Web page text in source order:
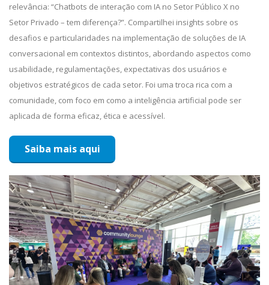
relevância: “Chatbots de interação com IA no Setor Público X no
Setor Privado – tem diferença?”. Compartilhei insights sobre os
desafios e particularidades na implementação de soluções de IA
conversacional em contextos distintos, abordando aspectos como
usabilidade, regulamentações, expectativas dos usuários e
objetivos estratégicos de cada setor. Foi uma troca rica com a
comunidade, com foco em como a inteligência artificial pode ser
aplicada de forma eficaz, ética e acessível.
Saiba mais aqui